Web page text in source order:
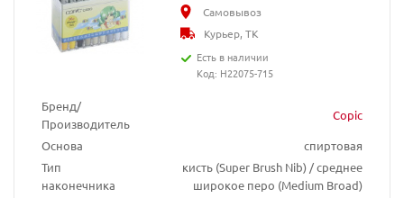
Бренд/
Производитель
Copic
Основа
спиртовая
Тип
наконечника
кисть (Super Brush Nib) / среднее
широкое перо (Medium Broad)
Самовывоз
Курьер, ТК
Есть в наличии
Код: H22075-715